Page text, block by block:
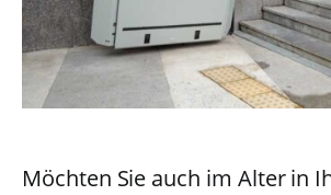
Möchten Sie auch im Alter in